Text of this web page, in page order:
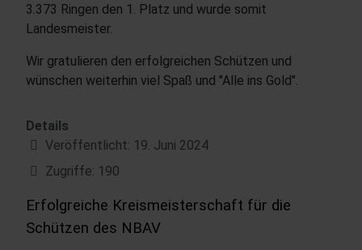
3.373 Ringen den 1. Platz und wurde somit
Landesmeister.
Wir gratulieren den erfolgreichen Schützen und
wünschen weiterhin viel Spaß und "Alle ins Gold".
Details
Veröffentlicht: 19. Juni 2024
Zugriffe: 190
Erfolgreiche Kreismeisterschaft für die
Schützen des NBAV